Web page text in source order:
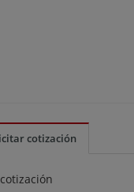
cotización